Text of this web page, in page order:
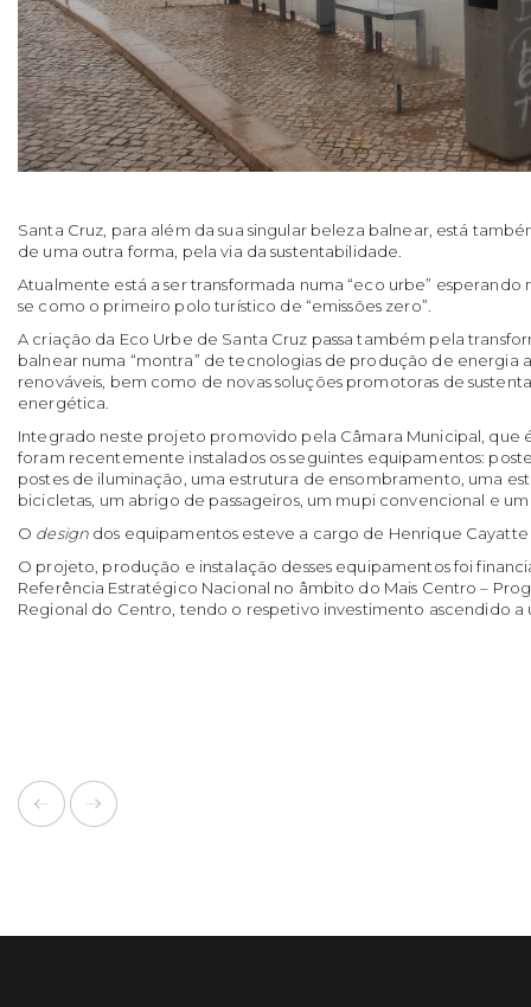
Santa Cruz, para além da sua singular beleza balnear, está
de uma outra forma, pela via da sustentabilidade.
Atualmente está a ser transformada numa “eco urbe” esperando
se como o primeiro polo turístico de “emissões zero”.
A criação da Eco Urbe de Santa Cruz passa também pela
balnear numa “montra” de tecnologias de produção de energia
renováveis, bem como de novas soluções promotoras de
energética.
Integrado neste projeto promovido pela Câmara Municipal, que
foram recentemente instalados os seguintes equipamentos:
postes de iluminação, uma estrutura de ensombramento, uma
bicicletas, um abrigo de passageiros, um mupi convencional e
O design dos equipamentos esteve a cargo de Henrique
O projeto, produção e instalação desses equipamentos foi
Referência Estratégico Nacional no âmbito do Mais Centro –
Regional do Centro, tendo o respetivo investimento ascendido a